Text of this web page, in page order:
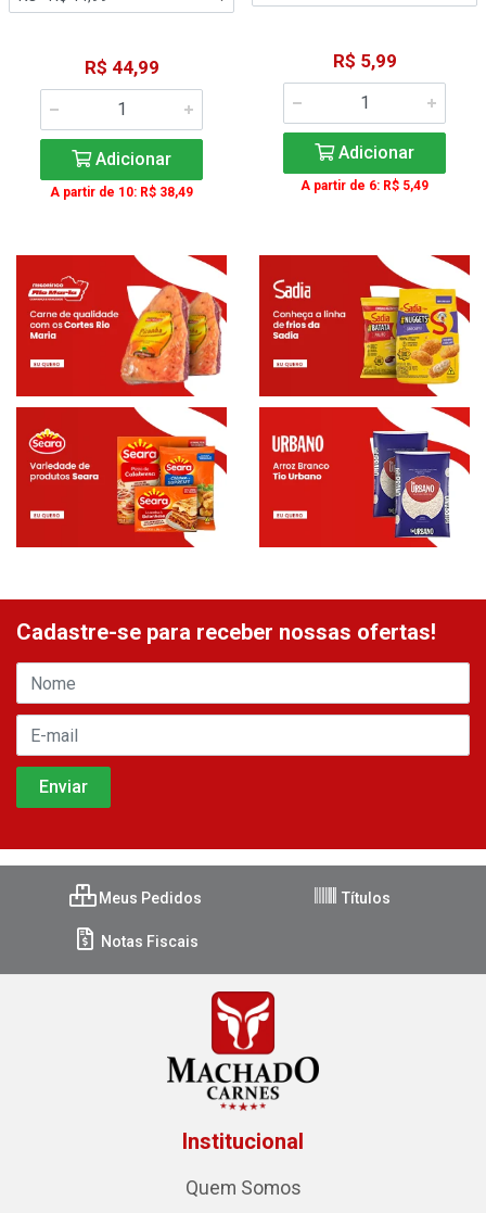
R$ 44,99
Adicionar
A partir de 10: R$ 38,49
R$ 5,99
Adicionar
A partir de 6: R$ 5,49
Cadastre-se para receber nossas ofertas!
Meus Pedidos Títulos
Notas Fiscais
Institucional
Quem Somos